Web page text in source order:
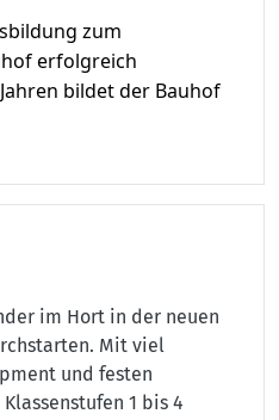
zum
erfolgreich
bildet der Bauhof
im Hort in der neuen
Mit viel
und festen
1 bis 4